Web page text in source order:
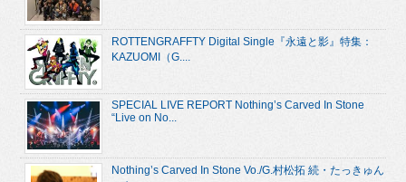
ROTTENGRAFFTY Digital Single『永遠と影』特集：
KAZUOMI（G....
SPECIAL LIVE REPORT Nothing’s Carved In Stone
“Live on No...
Nothing’s Carved In Stone Vo./G.村松拓 続・たっきゅん